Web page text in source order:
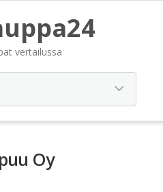
vertailussa
Oy